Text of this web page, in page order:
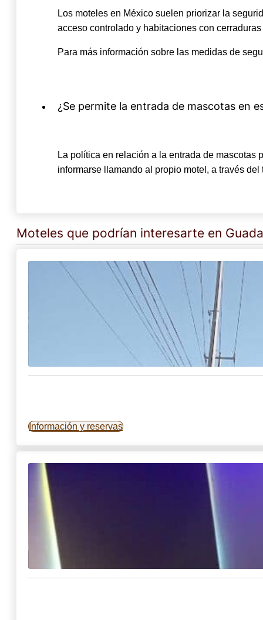
Los moteles en México suelen priorizar la
acceso controlado y habitaciones con
Para más información sobre las medidas de
¿Se permite la entrada de mascotas en
La política en relación a la entrada de mascotas
informarse llamando al propio motel, a través
Moteles que podrían interesarte en
Información y reservas